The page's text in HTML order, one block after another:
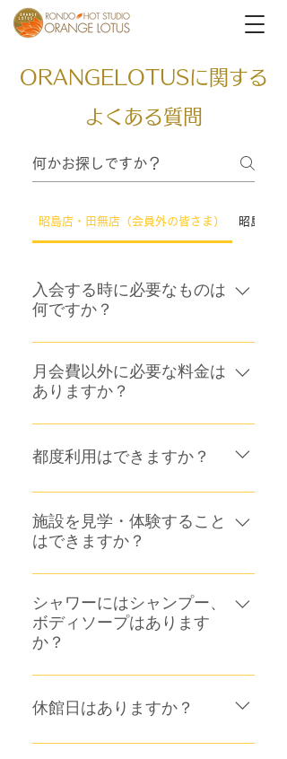
ORANGELOTUSに関する
よくある質問
昭島店・田無店（会員外の皆さま） 昭島店
入会する時に必要なものは
何ですか？
【田無店】 ①事務手数料・カード
発行料・2ヶ月分の月会費 ※現金
のお取り扱いはございません ※お
マスター、NICOS、UFJ、MUFG、
（nanaco、SUICA、PASMO）／
QRコード決済(Paypay、LINE Pay)
にてお願いいたします ②キャッシ
ります※一部対象外あり） ③ご本
人様確認資料（運転免許証、マイ
ナンバーカード、パスポート、外
国人登録証などお住まいの住所が
きるもの 【昭島店】 ①月会費支
月会費以外に必要な料金は
ありますか？
施設のご利用にあたっては、月会
費以外に必要な料金はございませ
ん。 ただし、契約ロッカーや水素
水のご利用をご希望の場合は、別
途月会費が必要となります。
都度利用はできますか？
申し訳ございませんが、現在都度
利用のシステムはございません。
施設を見学・体験すること
はできますか？
ご見学は、営業時間内であればい
つでもご案内をさせて頂きますの
で、お気軽にお越しください。 レ
ッスンの体験も事前予約制にて受
シャワーにはシャンプー、
ボディソープはあります
か？
設置しておりませんので、ご自身
でご用意いただきますようお願い
休館日はありますか？
毎週木曜日、夏季休館日、年末年